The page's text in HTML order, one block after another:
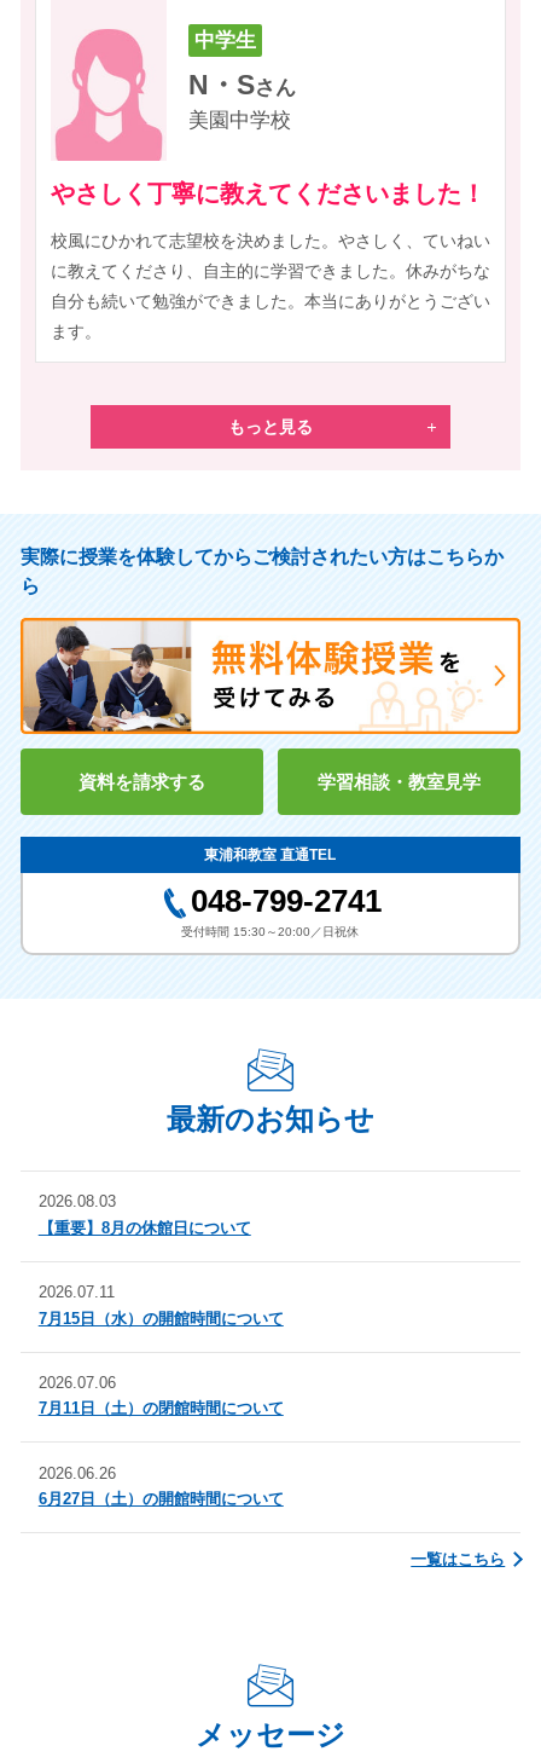
中学生
N・Sさん
美園中学校
やさしく丁寧に教えてくださいました！
校風にひかれて志望校を決めました。やさしく、ていねい
に教えてくださり、自主的に学習できました。休みがちな
自分も続いて勉強ができました。本当にありがとうござい
ます。
もっと見る
実際に授業を体験してからご検討されたい方はこちらか
ら
資料を請求する 学習相談・教室見学
東浦和教室 直通TEL
048-799-2741
受付時間 15:30～20:00／日祝休
最新のお知らせ
2026.08.03
【重要】8月の休館日について
2026.07.11
7月15日（水）の開館時間について
2026.07.06
7月11日（土）の閉館時間について
2026.06.26
6月27日（土）の開館時間について
一覧はこちら
メッセージ